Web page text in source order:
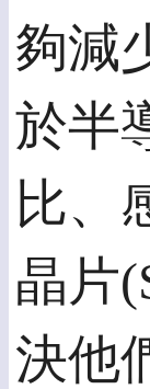
夠減
於半
比、
晶片
決他